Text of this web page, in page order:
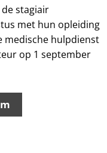
stagiair
met hun opleiding
medische hulpdienst
op 1 september